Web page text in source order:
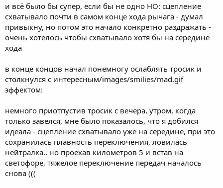
и всё было бы супер, если бы не одно НО: сцепление
схватывало почти в самом конце хода рычага - думал
привыкну, но потом это начало конкретно раздражать -
очень хотелось чтобы схватывало хотя бы на середине
хода
в конце концов начал понемногу ослаблять тросик и
столкнулся с интересным/images/smilies/mad.gif
эффектом:
немного приотпустив тросик с вечера, утром, когда
только завелся, мне было показалось, что я добился
идеала - сцепление схватывало уже на середине, при это
сохранилась плавность переключения, ловилась
нейтралка.. но проехав километров 5 и встав на
светофоре, тяжелое переключение передач началось
снова (((